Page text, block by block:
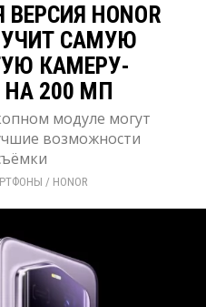
HONOR
САМУЮ
КАМЕРУ-
200 МП
модуле могут
возможности
/ HONOR